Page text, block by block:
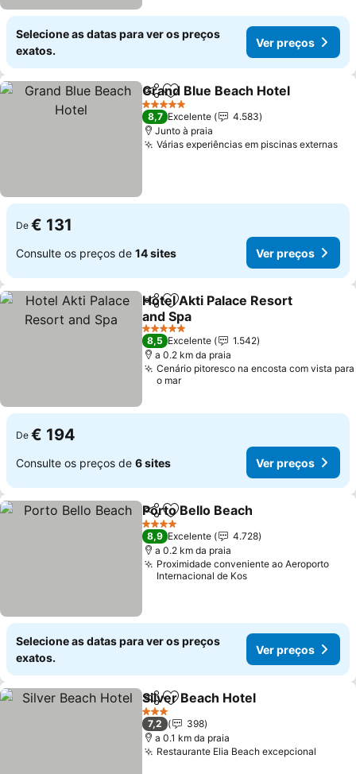
Selecione as datas para ver os preços
exatos.
Ver preços
PartilharAdicionar aos favoritos
Grand Blue Beach Hotel
5 Estrelas
8,7 Excelente
4.583
Junto à praia
Várias experiências em piscinas externas
De € 131
Consulte os preços de 14 sites Ver preços
PartilharAdicionar aos favoritos
Hotel Akti Palace Resort
and Spa
5 Estrelas
8,5 Excelente
1.542
a 0.2 km da praia
Cenário pitoresco na encosta com vista para
o mar
De € 194
Consulte os preços de 6 sites Ver preços
PartilharAdicionar aos favoritos
Porto Bello Beach
4 Estrelas
8,9 Excelente
4.728
a 0.2 km da praia
Proximidade conveniente ao Aeroporto
Internacional de Kos
Selecione as datas para ver os preços
exatos.
Ver preços
PartilharAdicionar aos favoritos
Silver Beach Hotel
3 Estrelas
7,2
398
a 0.1 km da praia
Restaurante Elia Beach excepcional